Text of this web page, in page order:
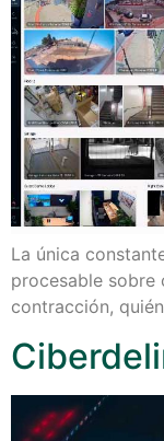
La única
procesable sobre
contracción,